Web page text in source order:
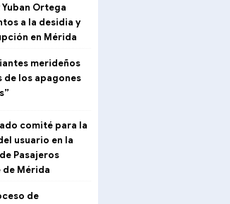
Ortega
a la desidia y
en Mérida
merideños
de los apagones
comité para la
usuario en la
Pasajeros
Mérida
de